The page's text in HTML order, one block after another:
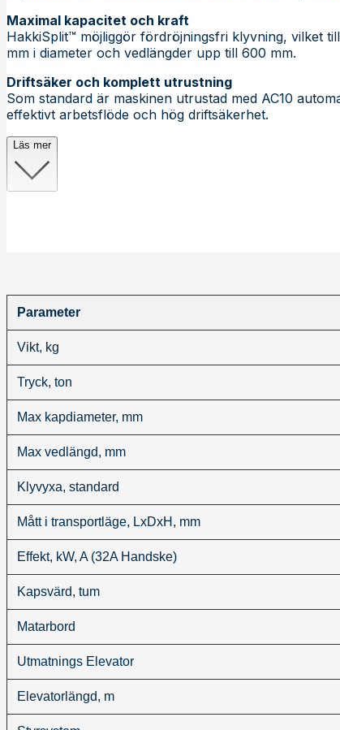
Maximal kapacitet och kraft
HakkiSplit™ möjliggör fördröjningsfri klyvning, vilket
mm i diameter och vedlängder upp till 600 mm.
Driftsäker och komplett utrustning
Som standard är maskinen utrustad med AC10
effektivt arbetsflöde och hög driftsäkerhet.
Läs mer
Parameter
Vikt, kg
Tryck, ton
Max kapdiameter, mm
Max vedlängd, mm
Klyvyxa, standard
Mått i transportläge, LxDxH, mm
Effekt, kW, A (32A Handske)
Kapsvärd, tum
Matarbord
Utmatnings Elevator
Elevatorlängd, m